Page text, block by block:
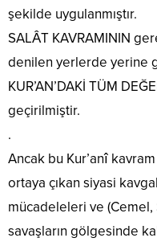
şekilde uygulanmıştır.
SALÂT KAVRAMININ
denilen yerlerde yerine
KUR’AN’DAKİ TÜM
geçirilmiştir.
.
Ancak bu Kur’anî
ortaya çıkan siyasi
mücadeleleri ve (Cemel,
savaşların gölgesinde